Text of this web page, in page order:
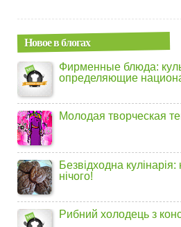
Новое в блогах
Фирменные блюда:
определяющие
Молодая творческая
Безвідходна
нічого!
Рибний холодець з